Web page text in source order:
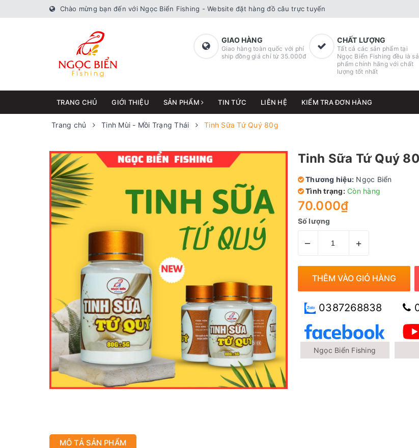
Chào mừng bạn đến với Ngọc Biển Fishing - Website đặt hàng đồ câu trực tuyến
GIAO HÀNG
Giao hàng toàn quốc với phí
ship đồng giá chỉ từ 35.000đ
CHẤT LƯỢNG
Tất cả các sản phẩm tại
Ngọc Biển Fishing đều là
phẩm chính hãng với chất
lượng tốt nhất
TRANG CHỦ GIỚI THIỆU SẢN PHẨM TIN TỨC LIÊN HỆ KIỂM TRA ĐƠN HÀNG
Trang chủ Tinh Mùi - Mồi Trạng Thái Tinh Sữa Tứ Quý 80g
Tinh Sữa Tứ Quý
Thương hiệu: Ngọc Biển
Tình trạng: Còn hàng
70.000₫
Số lượng
– +
THÊM VÀO GIỎ HÀNG
0387268838
Ngọc Biển Fishing
MÔ TẢ SẢN PHẨM